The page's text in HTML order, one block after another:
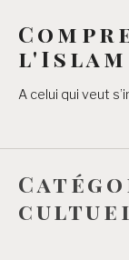
contenu
principal
l'Islam
A celui qui veut